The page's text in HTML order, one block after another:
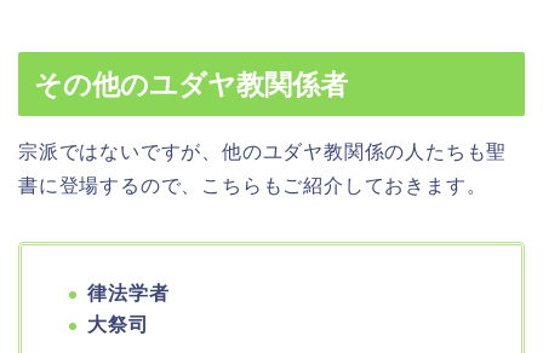
その他のユダヤ教関係者
宗派ではないですが、他のユダヤ教関係の人たちも聖
書に登場するので、
こちらもご紹介しておきます。
律法学者
大祭司